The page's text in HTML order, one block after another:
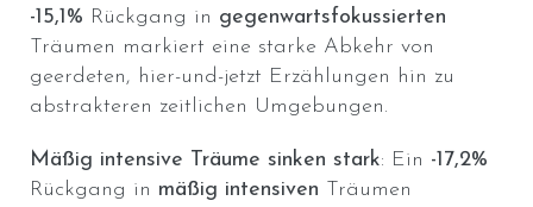
-15,1% Rückgang in gegenwartsfokussierten
Träumen markiert eine starke Abkehr von
geerdeten, hier-und-jetzt Erzählungen hin zu
abstrakteren zeitlichen Umgebungen.
Mäßig intensive Träume sinken stark: Ein -17,2%
Rückgang in mäßig intensiven Träumen